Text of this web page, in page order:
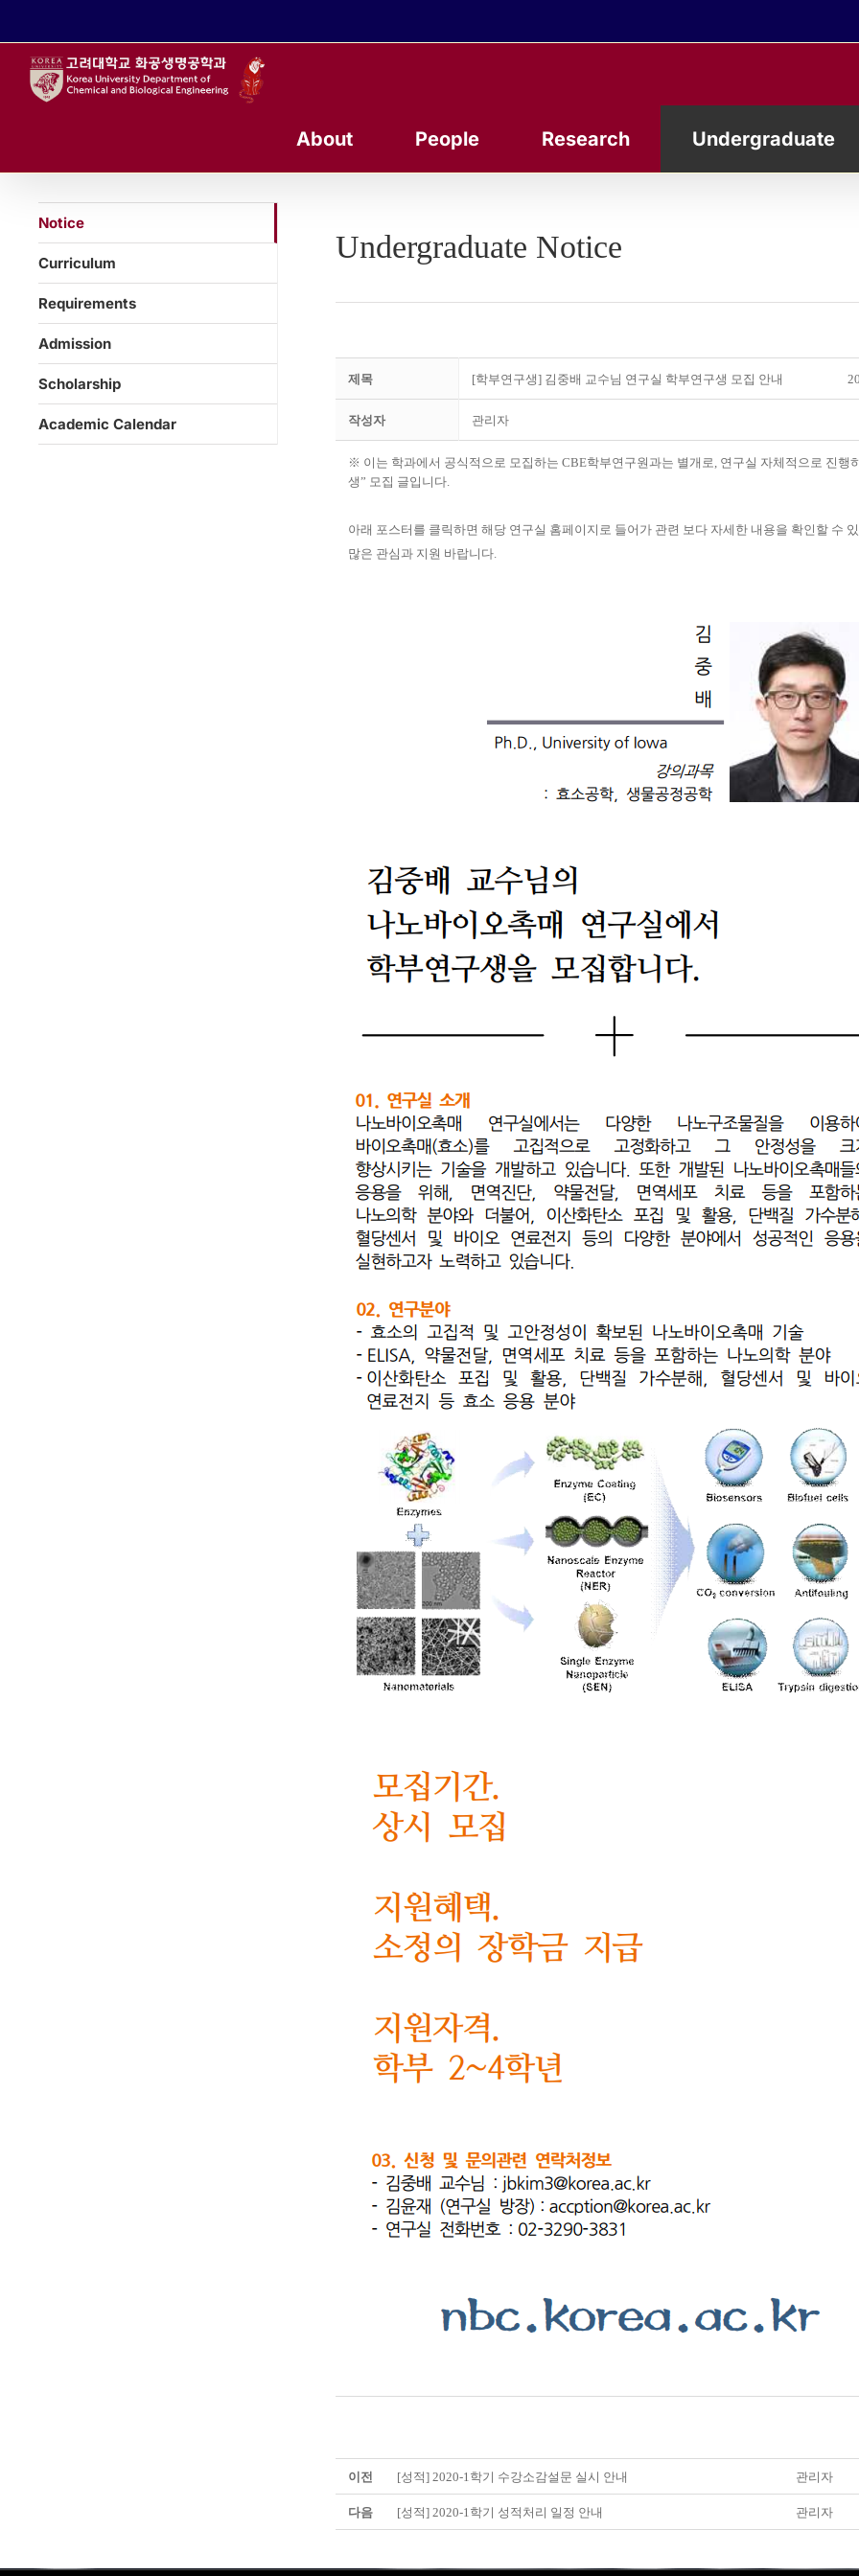
About People Research Undergraduate
Undergraduate Notice
제목 [학부연구생] 김중배 교수님 연구실 학부연구생 모집 안내
작성자 관리자
※ 이는 학과에서 공식적으로 모집하는 CBE학부연구원과는 별개로 연구실 자체적으로 진행
생” 모집 글입니다.
아래 포스터를 클릭하면 해당 연구실 홈페이지로 들어가 관련 보다 자세한 내용을 확인할 수
많은 관심과 지원 바랍니다.
이전 [성적] 2020-1학기 수강소감설문 실시 안내 관리자
다음 [성적] 2020-1학기 성적처리 일정 안내 관리자
Notice
Curriculum
Requirements
Admission
Scholarship
Academic Calendar